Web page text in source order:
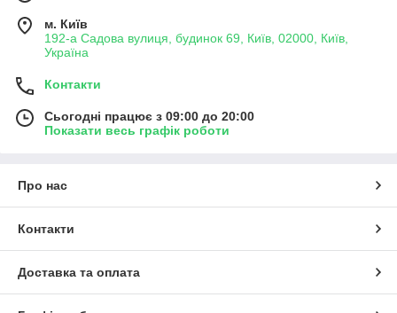
м. Київ
192-а Садова вулиця, будинок 69, Київ, 02000, Київ,
Україна
Контакти
Сьогодні працює з 09:00 до 20:00
Показати весь графік роботи
Про нас
Контакти
Доставка та оплата